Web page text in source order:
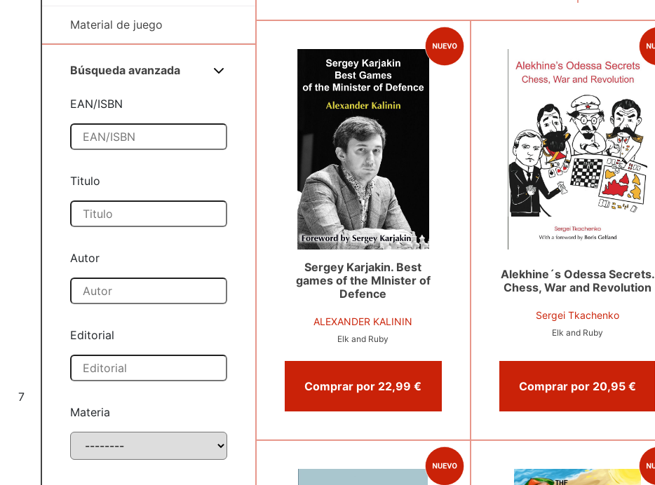
7
Material de juego
Búsqueda avanzada
EAN/ISBN
Titulo
Autor
Editorial
Materia
Sergey Karjakin. Best
games of the MInister of
Defence
ALEXANDER KALININ
Elk and Ruby
Comprar por 22,99 €
Alekhine´s Odessa Secrets.
Chess, War and Revolution
Sergei Tkachenko
Elk and Ruby
Comprar por 20,95 €